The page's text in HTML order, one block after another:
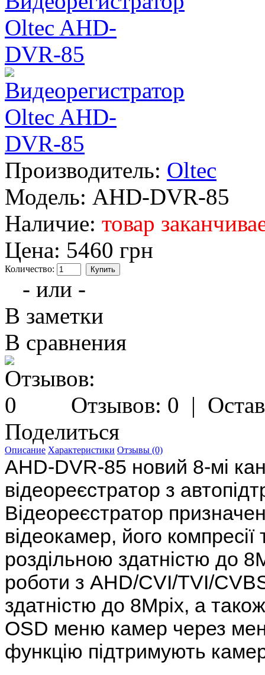
Производитель: Oltec
Модель: AHD-DVR-85
Наличие: товар
Цена: 5460 грн
Количество:
- или -
В заметки
В сравнения
Отзывов: 0 |
Поделиться
Описание Характеристики Отзывы (0)
AHD-DVR-85 новий 8-мі
відеореєстратор з
Відеореєстратор
відеокамер, його
роздільною здатністю до
роботи з AHD/CVI/TVI/
здатністю до 8Mpix, а
OSD меню камер через
функцію підтримують